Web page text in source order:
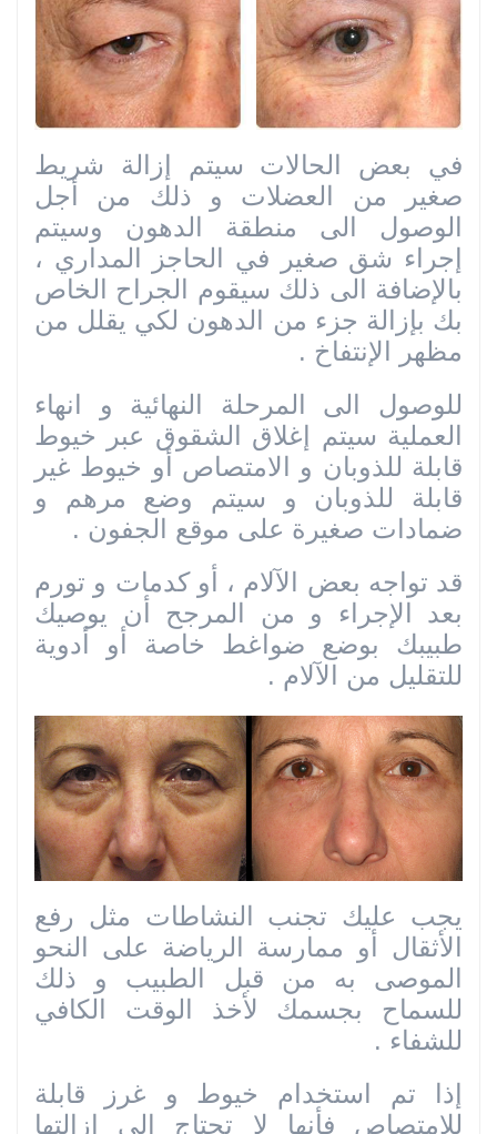
في بعض الحالات سيتم إزالة شريط
صغير من العضلات و ذلك من أجل
الوصول الى منطقة الدهون وسيتم
إجراء شق صغير في الحاجز المداري ،
بالإضافة الى ذلك سيقوم الجراح الخاص
بك بإزالة جزء من الدهون لكي يقلل من
مظهر الإنتفاخ .
للوصول الى المرحلة النهائية و انهاء
العملية سيتم إغلاق الشقوق عبر خيوط
قابلة للذوبان و الامتصاص أو خيوط غير
قابلة للذوبان و سيتم وضع مرهم و
ضمادات صغيرة على موقع الجفون .
قد تواجه بعض الآلام ، أو كدمات و تورم
بعد الإجراء و من المرجح أن يوصيك
طبيبك بوضع ضواغط خاصة أو أدوية
للتقليل من الآلام .
يجب عليك تجنب النشاطات مثل رفع
الأثقال أو ممارسة الرياضة على النحو
الموصى به من قبل الطبيب و ذلك
للسماح بجسمك لأخذ الوقت الكافي
للشفاء .
إذا تم استخدام خيوط و غرز قابلة
للامتصاص فأنها لا تحتاج إلى إزالتها